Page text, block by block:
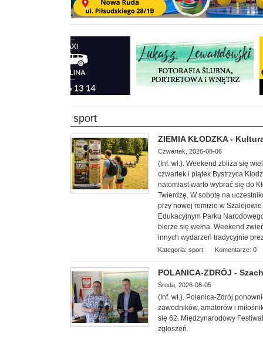
sport
ZIEMIA KŁODZKA -
Czwartek, 2026-08-06
(Inf. wł.). Weekend zbliża się
czwartek i piątek Bystrzyca
natomiast warto wybrać się do
Twierdzę. W sobotę na
przy nowej remizie w
Edukacyjnym Parku
bierze się wełna. Weekend
innych wydarzeń tradycyjnie
Kategoria: sport Komentarze: 0
POLANICA-ZDRÓJ -
Środa, 2026-08-05
(Inf. wł.). Polanica-Zdrój
zawodników, amatorów i
się 62. Międzynarodowy
zgłoszeń.